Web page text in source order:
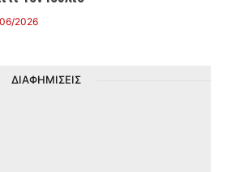
2026
ΔΙΑΦΗΜΙΣΕΙΣ